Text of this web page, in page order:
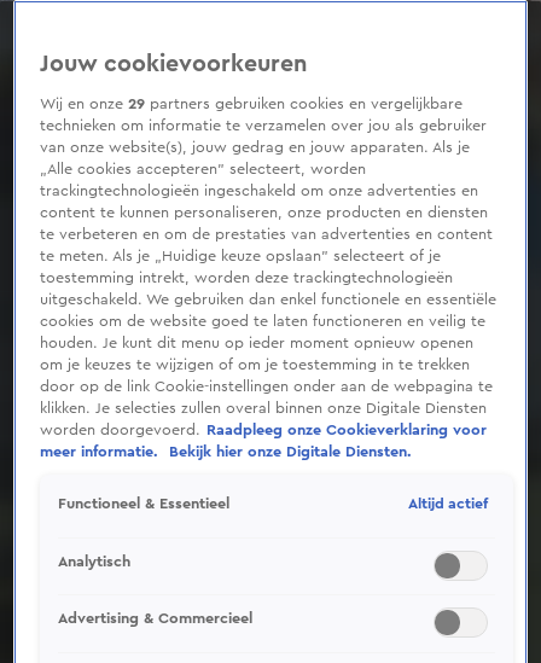
0
Deze video is niet beschikbaar op je huidige locatie
Jouw cookievoorkeuren
Wij en onze29 partners gebruiken cookies en vergelijkbare
technieken om informatie te verzamelen over jou als gebruiker
van onze website(s), jouw gedrag en jouw apparaten. Als je
„Alle cookies accepteren” selecteert, worden
trackingtechnologieën ingeschakeld om onze advertenties en
content te kunnen personaliseren, onze producten en diensten
te verbeteren en om de prestaties van advertenties en content
te meten. Als je „Huidige keuze opslaan” selecteert of je
toestemming intrekt, worden deze trackingtechnologieën
uitgeschakeld. We gebruiken dan enkel functionele en essentiële
cookies om de website goed te laten functioneren en veilig te
houden. Je kunt dit menu op ieder moment opnieuw openen
om je keuzes te wijzigen of om je toestemming in te trekken
door op de link Cookie-instellingen onder aan de webpagina te
klikken. Je selecties zullen overal binnen onze Digitale Diensten
worden doorgevoerd.
Raadpleeg onze Cookieverklaring voor
meer informatie.
Bekijk hier onze Digitale Diensten.
Functioneel & Essentieel Altijd actief
Analytisch
Advertising & Commercieel